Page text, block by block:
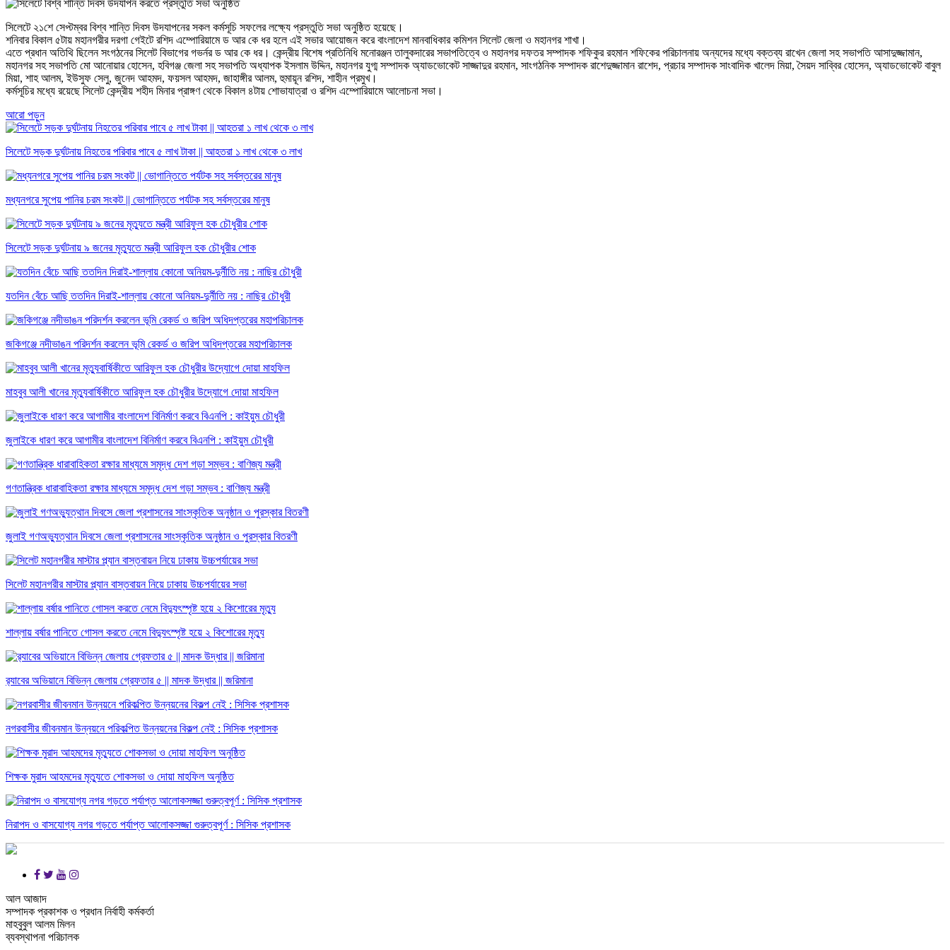
সিলেটে ২১শে সেপ্টম্বর বিশ্ব শান্তি দিবস উদযাপনের সকল কর্মসূচি সফলের লক্ষ্যে প্রস্তুতি সভা অনুষ্ঠিত হয়েছে।
শনিবার বিকাল ৫টায় মহানগরীর দরগা গেইটে রশিদ এম্পোরিয়ামে ড আর কে ধর হলে এই সভার আয়োজন করে বাংলাদেশ মানবাধিকার কমিশন সিলেট জেলা ও মহানগর শাখা।
এতে প্রধান অতিথি ছিলেন সংগঠনের সিলেট বিভাগের গভর্নর ড আর কে ধর। কেন্দ্রীয় বিশেষ প্রতিনিধি মনোরঞ্জন তালুকদারের সভাপতিত্বে ও মহানগর দফতর সম্পাদক শফিকুর রহমান শফিকের পরিচালনায় অন্যদের মধ্যে বক্তব্য রাখেন জেলা সহ সভাপতি আসাদুজ্জামান,
মহানগর সহ সভাপতি মো আনোয়ার হোসেন, হবিগঞ্জ জেলা সহ সভাপতি অধ্যাপক ইসলাম উদ্দিন, মহানগর যুগ্ম সম্পাদক অ্যাডভোকেট সাজ্জাদুর রহমান, সাংগঠনিক সম্পাদক রাশেদুজ্জামান রাশেদ, প্রচার সম্পাদক সাংবাদিক খালেদ মিয়া, সৈয়দ সাব্বির হোসেন, অ্যাডভোকেট বাবুল
মিয়া, শাহ আলম, ইউসুফ সেলু, জুনেদ আহমদ, ফয়সল আহমদ, জাহাঙ্গীর আলম, হুমায়ূন রশিদ, শাহীন প্রমুখ।
কর্মসূচির মধ্যে রয়েছে সিলেট কেন্দ্রীয় শহীদ মিনার প্রাঙ্গণ থেকে বিকাল ৪টায় শোভাযাত্রা ও রশিদ এম্পোরিয়ামে আলোচনা সভা।
আরো পড়ুন
সিলেটে সড়ক দুর্ঘটনায় নিহতের পরিবার পাবে ৫ লাখ টাকা || আহতরা ১ লাখ থেকে ৩ লাখ
মধ্যনগরে সুপেয় পানির চরম সংকট || ভোগান্তিতে পর্যটক সহ সর্বস্তরের মানুষ
সিলেটে সড়ক দুর্ঘটনায় ৯ জনের মৃত্যুতে মন্ত্রী আরিফুল হক চৌধুরীর শোক
যতদিন বেঁচে আছি ততদিন দিরাই-শাল্লায় কোনো অনিয়ম-দুর্নীতি নয় : নাছির চৌধুরী
জকিগঞ্জে নদীভাঙন পরিদর্শন করলেন ভূমি রেকর্ড ও জরিপ অধিদপ্তরের মহাপরিচালক
মাহবুব আলী খানের মৃত্যুবার্ষিকীতে আরিফুল হক চৌধুরীর উদ্যোগে দোয়া মাহফিল
জুলাইকে ধারণ করে আগামীর বাংলাদেশ বিনির্মাণ করবে বিএনপি : কাইয়ুম চৌধুরী
গণতান্ত্রিক ধারাবাহিকতা রক্ষার মাধ্যমে সমৃদ্ধ দেশ গড়া সম্ভব : বাণিজ্য মন্ত্রী
জুলাই গণঅভ্যুত্থান দিবসে জেলা প্রশাসনের সাংস্কৃতিক অনুষ্ঠান ও পুরস্কার বিতরণী
সিলেট মহানগরীর মাস্টার প্ল্যান বাস্তবায়ন নিয়ে ঢাকায় উচ্চপর্যায়ের সভা
শাল্লায় বর্ষার পানিতে গোসল করতে নেমে বিদ্যুৎস্পৃষ্ট হয়ে ২ কিশোরের মৃত্যু
র‌্যাবের অভিয়ানে বিভিন্ন জেলায় গ্রেফতার ৫ || মাদক উদ্ধার || জরিমানা
নগরবাসীর জীবনমান উন্নয়নে পরিকল্পিত উন্নয়নের বিকল্প নেই : সিসিক প্রশাসক
শিক্ষক মুরাদ আহমদের মৃত্যুতে শোকসভা ও দোয়া মাহফিল অনুষ্ঠিত
নিরাপদ ও বাসযোগ্য নগর গড়তে পর্যাপ্ত আলোকসজ্জা গুরুত্বপূর্ণ : সিসিক প্রশাসক
আল আজাদ
সম্পাদক প্রকাশক ও প্রধান নির্বাহী কর্মকর্তা
মাহবুবুল আলম মিলন
ব্যবস্থাপনা পরিচালক